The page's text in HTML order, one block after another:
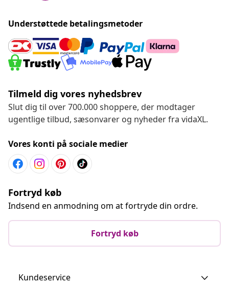
Understøttede betalingsmetoder
Tilmeld dig vores nyhedsbrev
Slut dig til over 700.000 shoppere, der modtager
ugentlige tilbud, sæsonvarer og nyheder fra vidaXL.
Vores konti på sociale medier
Fortryd køb
Indsend en anmodning om at fortryde din ordre.
Fortryd køb
Kundeservice